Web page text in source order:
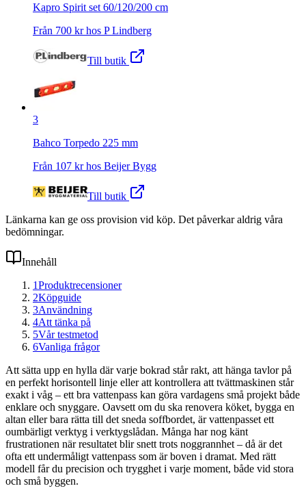
Kapro Spirit set 60/120/200 cm
Från 700 kr hos P Lindberg
Till butik
3
Bahco Torpedo 225 mm
Från 107 kr hos Beijer Bygg
Till butik
Länkarna kan ge oss provision vid köp. Det påverkar aldrig våra
bedömningar.
Innehåll
1Produktrecensioner
2Köpguide
3Användning
4Att tänka på
5Vår testmetod
6Vanliga frågor
Att sätta upp en hylla där varje bokrad står rakt, att hänga tavlor på
en perfekt horisontell linje eller att kontrollera att tvättmaskinen står
exakt i våg – ett bra vattenpass kan göra vardagens små projekt både
enklare och snyggare. Oavsett om du ska renovera köket, bygga en
altan eller bara rätta till det sneda soffbordet, är vattenpasset ett
oumbärligt verktyg i verktygslådan. Många har nog känt
frustrationen när resultatet blir snett trots noggrannhet – då är det
ofta ett undermåligt vattenpass som är boven i dramat. Med rätt
modell får du precision och trygghet i varje moment, både vid stora
och små byggen.